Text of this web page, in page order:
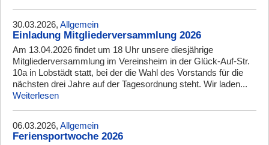
30.03.2026, Allgemein
Einladung Mitgliederversammlung 2026
Am 13.04.2026 findet um 18 Uhr unsere diesjährige
Mitgliederversammlung im Vereinsheim in der Glück-Auf-Str.
10a in Lobstädt statt, bei der die Wahl des Vorstands für die
nächsten drei Jahre auf der Tagesordnung steht. Wir laden...
Weiterlesen
06.03.2026, Allgemein
Feriensportwoche 2026